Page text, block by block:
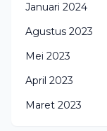
Januari 2024
Agustus 2023
Mei 2023
April 2023
Maret 2023